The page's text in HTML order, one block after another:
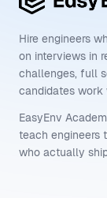
Hire engineers
on interviews in
challenges, full
candidates work
EasyEnv
teach engineers
who actually